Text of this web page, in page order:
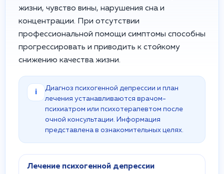
жизни, чувство вины, нарушения сна и
концентрации. При отсутствии
профессиональной помощи симптомы способны
прогрессировать и приводить к стойкому
снижению качества жизни.
i
Диагноз психогенной депрессии и план
лечения устанавливаются врачом-
психиатром или психотерапевтом после
очной консультации. Информация
представлена в ознакомительных целях.
Лечение психогенной депрессии